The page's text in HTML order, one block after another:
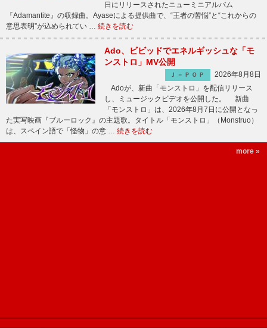
日にリリースされたニューミニアルバム
『Adamantite』の収録曲。Ayaseによる提供曲で、“王者の苦悩”と“これからの
意思表明”が込められてい … 続きを読む
Ado、ビビッドでエネルギッシュな「モ
ンストロ」MV公開
Ｊ－ＰＯＰ
2026年8月8日
Adoが、新曲「モンストロ」を配信リリース
し、ミュージックビデオを公開した。 新曲
「モンストロ」は、2026年8月7日に公開となっ
た実写映画『ブルーロック』の主題歌。タイトル「モンストロ」（Monstruo）
は、スペイン語で「怪物」の意 … 続きを読む
more »